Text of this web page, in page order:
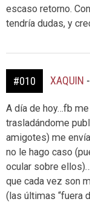
escaso retorno.
tendría dudas, y
#010 XAQUIN -
A día de hoy…fb
trasladándome
amigotes) me
no le hago caso
ocular sobre
que cada vez son
(las últimas “fuera